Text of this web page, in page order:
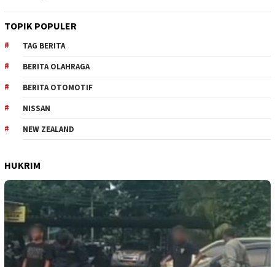
TOPIK POPULER
TAG BERITA
BERITA OLAHRAGA
BERITA OTOMOTIF
NISSAN
NEW ZEALAND
HUKRIM